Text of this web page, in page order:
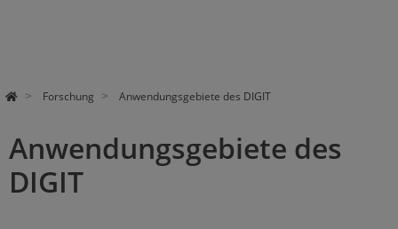
Forschung Anwendungsgebiete des DIGIT
Anwendungsgebiete des
DIGIT